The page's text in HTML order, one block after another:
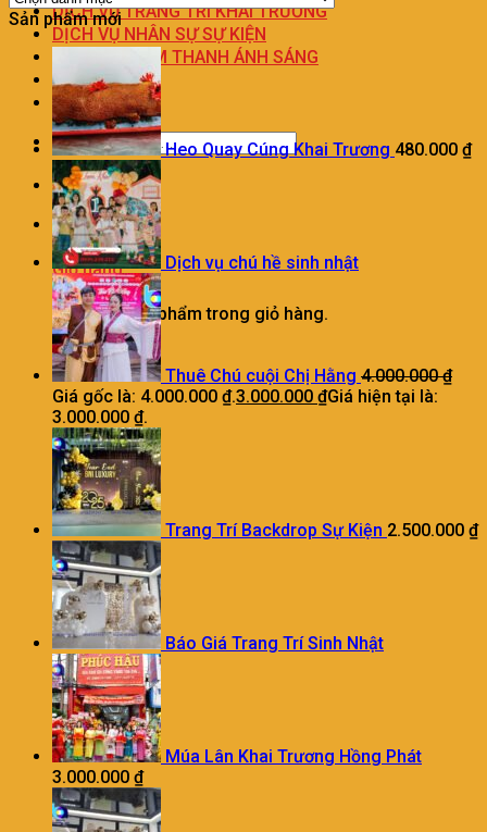
DỊCH VỤ TRANG TRÍ KHAI TRƯƠNG
DỊCH VỤ NHÂN SỰ SỰ KIỆN
CHO THUÊ ÂM THANH ÁNH SÁNG
LIÊN HỆ
BÁO GIÁ
0
Giỏ hàng
Chưa có sản phẩm trong giỏ hàng.
Sản phẩm mới
Heo Quay Cúng Khai Trương 480.000 ₫
Dịch vụ chú hề sinh nhật
Thuê Chú cuội Chị Hằng 4.000.000₫
Giá gốc là: 4.000.000 ₫.3.000.000 ₫Giá hiện tại là:
3.000.000 ₫.
Trang Trí Backdrop Sự Kiện 2.500.000 ₫
Báo Giá Trang Trí Sinh Nhật
Múa Lân Khai Trương Hồng Phát
3.000.000 ₫